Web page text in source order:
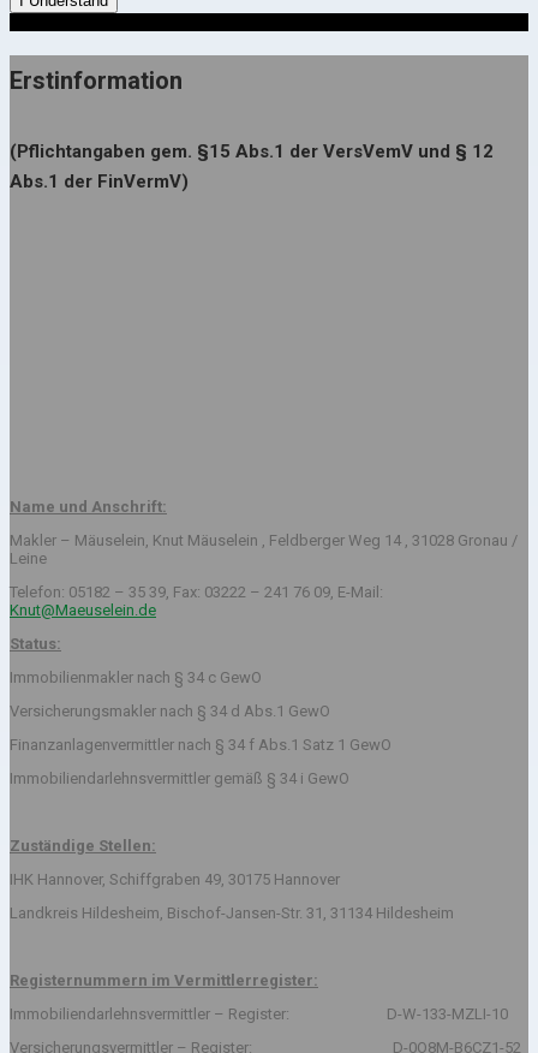
Erstinformation
(Pflichtangaben gem. §15 Abs.1 der VersVemV und § 12
Abs.1 der FinVermV)
Name und Anschrift:
Makler – Mäuselein, Knut Mäuselein , Feldberger Weg 14 , 31028 Gronau /
Leine
Telefon: 05182 – 35 39, Fax: 03222 – 241 76 09, E-Mail:
Knut@Maeuselein.de
Status:
Immobilienmakler nach § 34 c GewO
Versicherungsmakler nach § 34 d Abs.1 GewO
Finanzanlagenvermittler nach § 34 f Abs.1 Satz 1 GewO
Immobiliendarlehnsvermittler gemäß § 34 i GewO
Zuständige Stellen:
IHK Hannover, Schiffgraben 49, 30175 Hannover
Landkreis Hildesheim, Bischof-Jansen-Str. 31, 31134 Hildesheim
Registernummern im Vermittlerregister:
Immobiliendarlehnsvermittler – Register: D-W-133-MZLI-10
Versicherungsvermittler – Register: D-0O8M-B6CZ1-52